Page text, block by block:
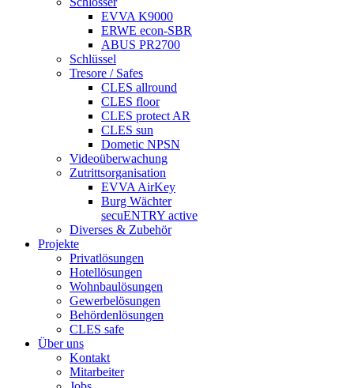
EVVA K9000
ERWE econ-SBR
ABUS PR2700
Schlüssel
Tresore / Safes
CLES allround
CLES floor
CLES protect AR
CLES sun
Dometic NPSN
Videoüberwachung
Zutrittsorganisation
EVVA AirKey
Burg Wächter
secuENTRY active
Diverses & Zubehör
Projekte
Privatlösungen
Hotellösungen
Wohnbaulösungen
Gewerbelösungen
Behördenlösungen
CLES safe
Über uns
Kontakt
Mitarbeiter